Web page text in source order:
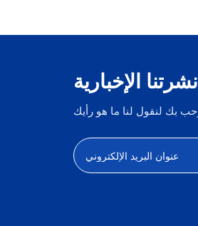
الإخبارية